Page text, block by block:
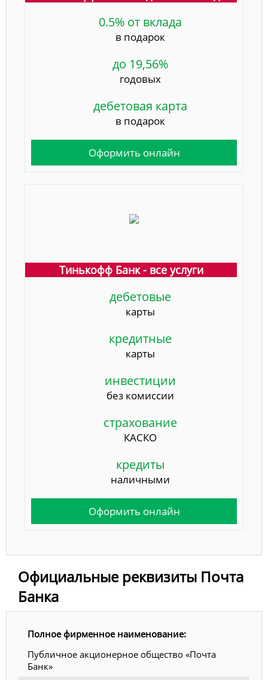
0.5% от вклада
в подарок
до 19,56%
годовых
дебетовая карта
в подарок
Оформить онлайн
Тинькофф Банк - все услуги
дебетовые
карты
кредитные
карты
инвестиции
без комиссии
страхование
КАСКО
кредиты
наличными
Оформить онлайн
Официальные реквизиты Почта
Банка
Полное фирменное наименование:
Публичное акционерное общество «Почта
Банк»